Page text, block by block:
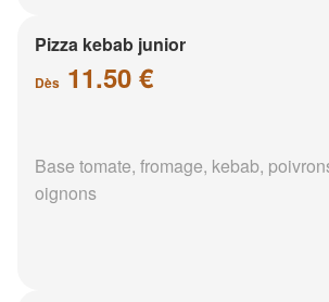
Pizza kebab junior
Dès 11.50 €
Base tomate, fromage, kebab,
oignons